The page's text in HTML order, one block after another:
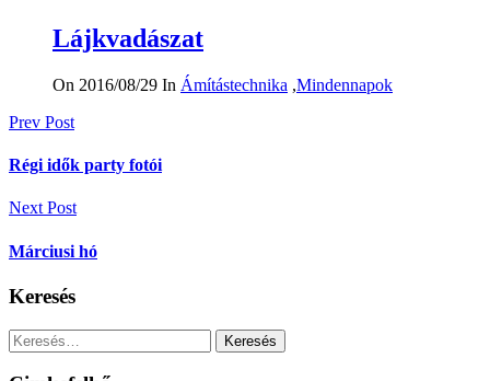
Lájkvadászat
On 2016/08/29 In Ámítástechnika ,Mindennapok
Bejegyzés
navigáció
Prev Post
Régi idők party fotói
Next Post
Márciusi hó
Keresés
Keresés: